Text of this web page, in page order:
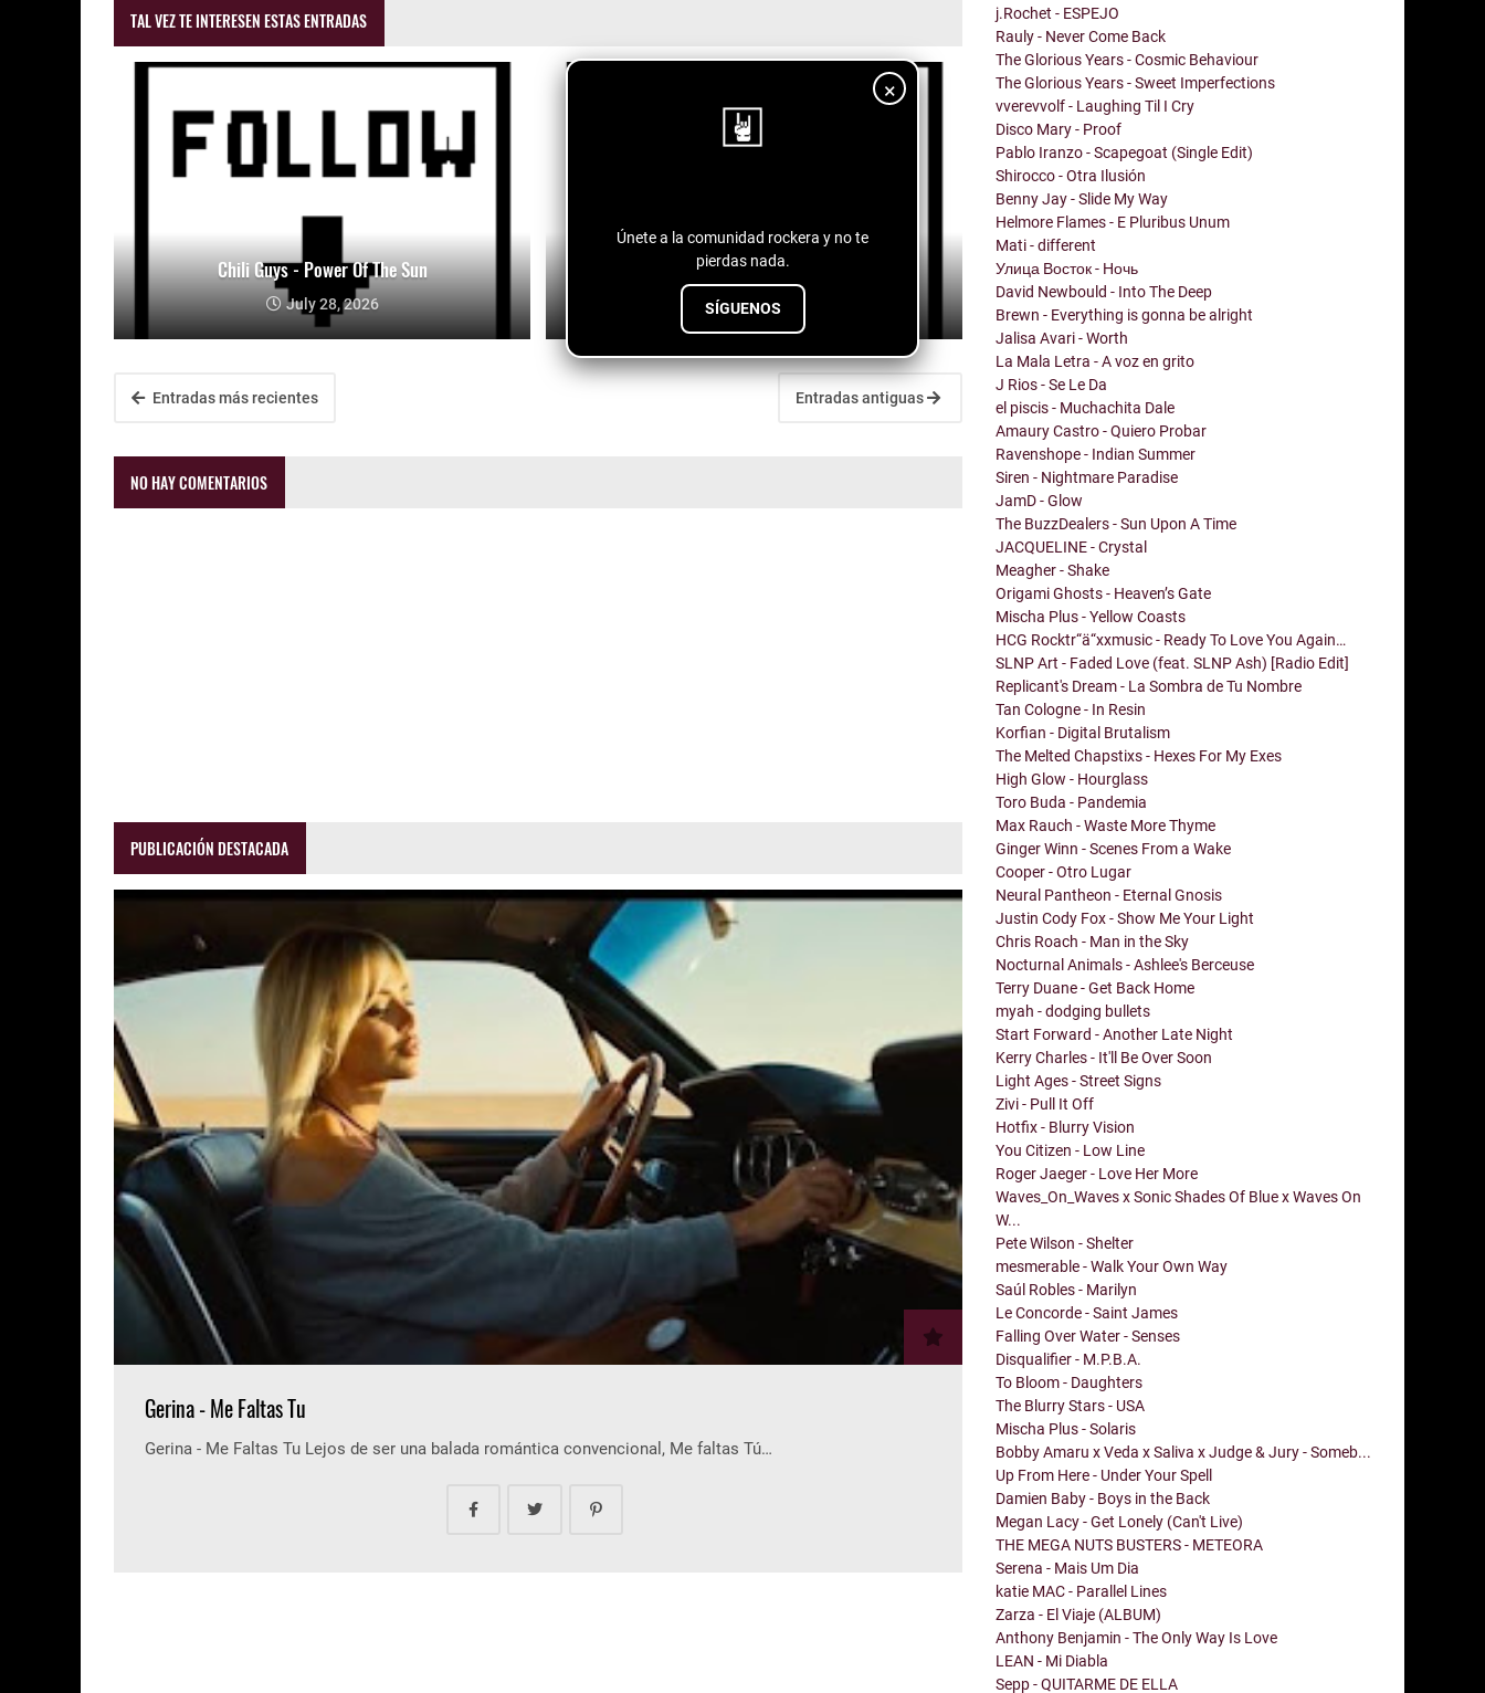
×
Únete a la comunidad rockera y no te
pierdas nada.
SÍGUENOS
TAL VEZ TE INTERESEN ESTAS ENTRADAS
Chili Guys - Power Of The Sun
July 28, 2026
Ru Bradford - Girl Ur so Fine
June 30, 2026
Entradas más recientes Entradas antiguas
NO HAY COMENTARIOS
PUBLICACIÓN DESTACADA
Gerina - Me Faltas Tu
Gerina - Me Faltas Tu Lejos de ser una balada romántica convencional, Me faltas Tú…
j.Rochet - ESPEJO
Rauly - Never Come Back
The Glorious Years - Cosmic Behaviour
The Glorious Years - Sweet Imperfections
vverevvolf - Laughing Til I Cry
Disco Mary - Proof
Pablo Iranzo - Scapegoat (Single Edit)
Shirocco - Otra Ilusión
Benny Jay - Slide My Way
Helmore Flames - E Pluribus Unum
Mati - different
Улица Восток - Ночь
David Newbould - Into The Deep
Brewn - Everything is gonna be alright
Jalisa Avari - Worth
La Mala Letra - A voz en grito
J Rios - Se Le Da
el piscis - Muchachita Dale
Amaury Castro - Quiero Probar
Ravenshope - Indian Summer
Siren - Nightmare Paradise
JamD - Glow
The BuzzDealers - Sun Upon A Time
JACQUELINE - Crystal
Meagher - Shake
Origami Ghosts - Heaven’s Gate
Mischa Plus - Yellow Coasts
HCG Rocktr“ä“xxmusic - Ready To Love You Again…
SLNP Art - Faded Love (feat. SLNP Ash) [Radio Edit]
Replicant's Dream - La Sombra de Tu Nombre
Tan Cologne - In Resin
Korfian - Digital Brutalism
The Melted Chapstixs - Hexes For My Exes
High Glow - Hourglass
Toro Buda - Pandemia
Max Rauch - Waste More Thyme
Ginger Winn - Scenes From a Wake
Cooper - Otro Lugar
Neural Pantheon - Eternal Gnosis
Justin Cody Fox - Show Me Your Light
Chris Roach - Man in the Sky
Nocturnal Animals - Ashlee's Berceuse
Terry Duane - Get Back Home
myah - dodging bullets
Start Forward - Another Late Night
Kerry Charles - It'll Be Over Soon
Light Ages - Street Signs
Zivi - Pull It Off
Hotfix - Blurry Vision
You Citizen - Low Line
Roger Jaeger - Love Her More
Waves_On_Waves x Sonic Shades Of Blue x Waves On
W...
Pete Wilson - Shelter
mesmerable - Walk Your Own Way
Saúl Robles - Marilyn
Le Concorde - Saint James
Falling Over Water - Senses
Disqualifier - M.P.B.A.
To Bloom - Daughters
The Blurry Stars - USA
Mischa Plus - Solaris
Bobby Amaru x Veda x Saliva x Judge & Jury - Someb...
Up From Here - Under Your Spell
Damien Baby - Boys in the Back
Megan Lacy - Get Lonely (Can't Live)
THE MEGA NUTS BUSTERS - METEORA
Serena - Mais Um Dia
katie MAC - Parallel Lines
Zarza - El Viaje (ALBUM)
Anthony Benjamin - The Only Way Is Love
LEAN - Mi Diabla
Sepp - QUITARME DE ELLA